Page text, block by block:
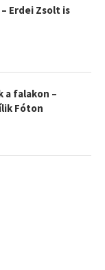
Erdei Zsolt is
falakon –
Fóton